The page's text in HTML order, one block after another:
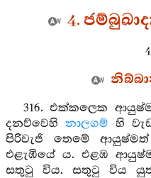
4.
316. එක්කලෙක
දනව්වෙහි නාලගම් හි
පිරිවැජි තෙමේ
එළැඹියේ ය. එළඹ
සතුටු විය. සතුටු විය